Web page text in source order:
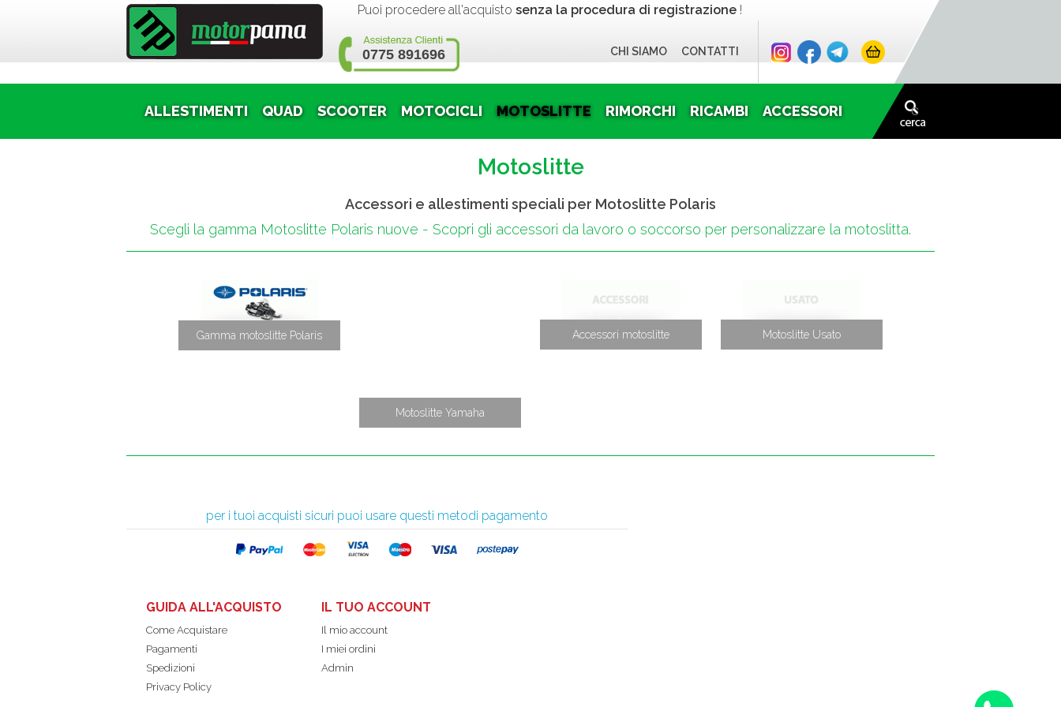
Puoi procedere all'acquisto senza la procedura di registrazione !
0775 891696 CHI SIAMO CONTATTI
ALLESTIMENTI QUAD SCOOTER MOTOCICLI MOTOSLITTE RIMORCHI RICAMBI ACCESSORI
Motoslitte
Accessori e allestimenti speciali per Motoslitte Polaris
Scegli la gamma Motoslitte Polaris nuove - Scopri gli accessori da lavoro o soccorso per personalizzare la motoslitta.
Gamma motoslitte Polaris
Motoslitte Yamaha
Accessori motoslitte Motoslitte Usato
per i tuoi acquisti sicuri puoi usare questi metodi pagamento
GUIDA ALL'ACQUISTO
Come Acquistare
Pagamenti
Spedizioni
Privacy Policy
IL TUO ACCOUNT
Il mio account
I miei ordini
Admin